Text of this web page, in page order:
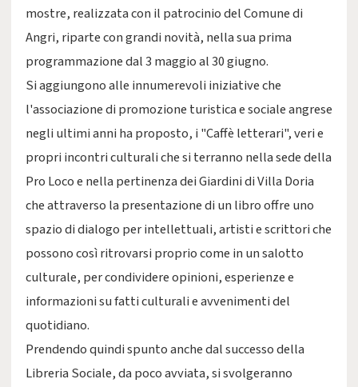
mostre, realizzata con il patrocinio del Comune di
Angri, riparte con grandi novità, nella sua prima
programmazione dal 3 maggio al 30 giugno.
Si aggiungono alle innumerevoli iniziative che
l'associazione di promozione turistica e sociale angrese
negli ultimi anni ha proposto, i "Caffè letterari", veri e
propri incontri culturali che si terranno nella sede della
Pro Loco e nella pertinenza dei Giardini di Villa Doria
che attraverso la presentazione di un libro offre uno
spazio di dialogo per intellettuali, artisti e scrittori che
possono così ritrovarsi proprio come in un salotto
culturale, per condividere opinioni, esperienze e
informazioni su fatti culturali e avvenimenti del
quotidiano.
Prendendo quindi spunto anche dal successo della
Libreria Sociale, da poco avviata, si svolgeranno